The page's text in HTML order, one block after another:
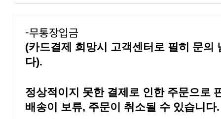
-무통장입금
다).
배송이 보류, 주문이 취소될 수 있습니다.